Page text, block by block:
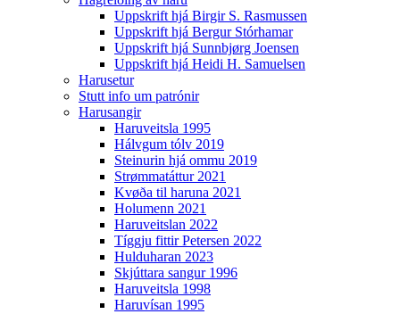
Uppskrift hjá Birgir S. Rasmussen
Uppskrift hjá Bergur Stórhamar
Uppskrift hjá Sunnbjørg Joensen
Uppskrift hjá Heidi H. Samuelsen
Harusetur
Stutt info um patrónir
Harusangir
Haruveitsla 1995
Hálvgum tólv 2019
Steinurin hjá ommu 2019
Strømmatáttur 2021
Kvøða til haruna 2021
Holumenn 2021
Haruveitslan 2022
Tíggju fittir Petersen 2022
Hulduharan 2023
Skjúttara sangur 1996
Haruveitsla 1998
Haruvísan 1995